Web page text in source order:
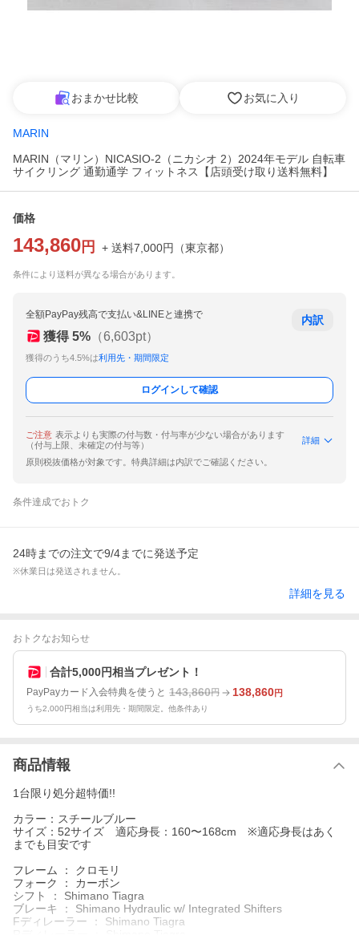
おまかせ比較 お気に入り
MARIN
MARIN（マリン）NICASIO-2（ニカシオ 2）2024年モデル 自転車
サイクリング 通勤通学 フィットネス【店頭受け取り送料無料】
価格
143,860 円 + 送料7,000円 （東京都）
条件により送料が異なる場合があります。
全額PayPay残高で支払い&LINEと連携で
獲得 5% （6,603pt）
獲得のうち4.5%は利用先・期間限定
内訳
ログインして確認
ご注意 表示よりも実際の付与数・付与率が少ない場合があります
（付与上限、未確定の付与等）
詳細
原則税抜価格が対象です。特典詳細は内訳でご確認ください。
条件達成でおトク
24時までの注文で9/4までに発送予定
※休業日は発送されません。
詳細を見る
おトクなお知らせ
合計5,000円相当プレゼント！
PayPayカード入会特典を使うと 143,860円 138,860円
うち2,000円相当は利用先・期間限定。他条件あり
商品情報
1台限り処分超特価!!
カラー：スチールブルー
サイズ：52サイズ 適応身長：160〜168cm ※適応身長はあく
までも目安です
フレーム ： クロモリ
フォーク ： カーボン
シフト ： Shimano Tiagra
ブレーキ ： Shimano Hydraulic w/ Integrated Shifters
Fディレーラー ： Shimano Tiagra